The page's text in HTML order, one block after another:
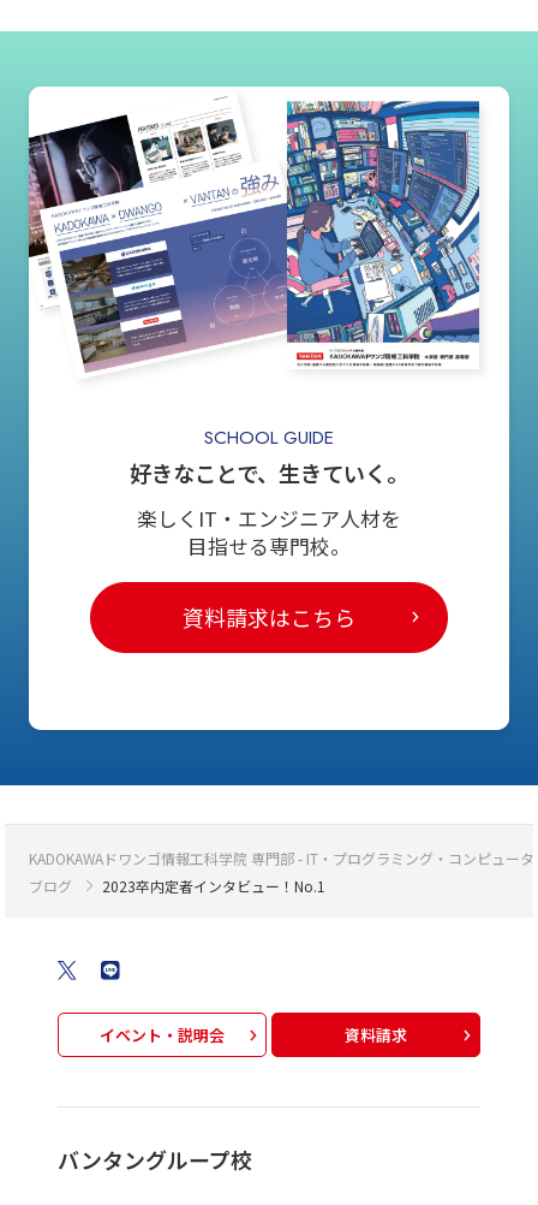
SCHOOL GUIDE
好きなことで、生きていく。
楽しくIT・エンジニア人材を
目指せる専門校。
資料請求はこちら
KADOKAWAドワンゴ情報工科学院 専門部 - IT・プログラミング・コンピュー
ブログ
2023卒内定者インタビュー！No.1
イベント・説明会 資料請求
バンタングループ校